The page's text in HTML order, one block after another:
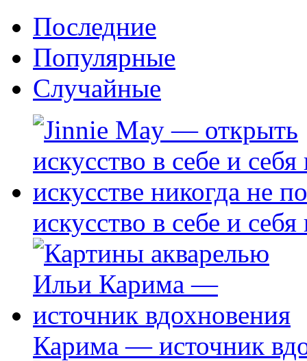
Последние
Популярные
Случайные
искусство в себе и
Карима — источник